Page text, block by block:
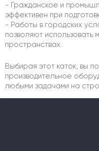
- Гражданское и
эффективен при
- Работы в городских
позволяют использовать
пространствах.
Выбирая этот каток, вы
производительное
любыми задачами на